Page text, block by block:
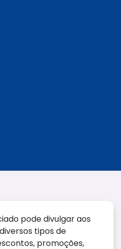
pode divulgar aos
tipos de
promoções,